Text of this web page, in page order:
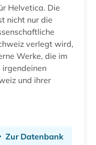
Helvetica. Die
nicht nur die
verlegt wird,
Werke, die im
irgendeinen
und ihrer
Zur Datenbank